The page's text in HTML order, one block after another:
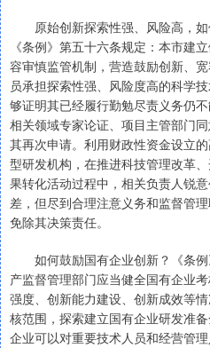
原始创新探索性强、风险高，如
《条例》第五十六条规定：本市建
容审慎监管机制，营造鼓励创新、
员承担探索性强、风险度高的科学
够证明其已经履行勤勉尽责义务仍
相关领域专家论证、项目主管部门
其再次申请。利用财政性资金设立
型研发机构，在推进科技管理改革
果转化活动过程中，相关负责人锐
差，但尽到合理注意义务和监督管
免除其决策责任。
如何鼓励国有企业创新？《条例
产监督管理部门应当健全国有企业
强度、创新能力建设、创新成效等
核范围，探索建立国有企业研发准
企业可以对重要技术人员和经营管理